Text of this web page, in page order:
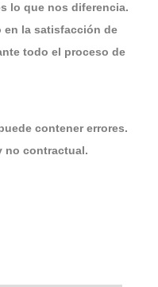
lo que nos diferencia.
en la satisfacción de
todo el proceso de
contener errores.
no contractual.